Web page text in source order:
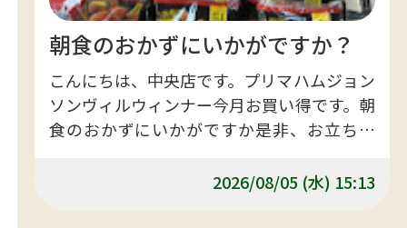
朝食のおかずにいかがですか？
こんにちは、中央店です。プリマハムジョン
ソンヴィルウィンナー今月お買い得です。朝
食のおかずにいかがですか是非、お立ち寄
2026/08/05 (水) 15:13